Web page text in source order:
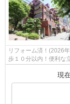
リフォーム済！(2026
歩１０分以内！便利な
い♪】
現